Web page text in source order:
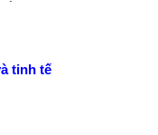
tinh tế